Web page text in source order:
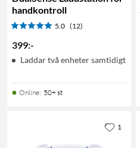
handkontroll
5.0 (12)
399:-
Laddar två enheter samtidigt
Online: 50+ st
1